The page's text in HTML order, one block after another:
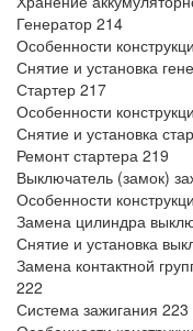
Генератор 214
Особенности
Снятие и установка
Стартер 217
Особенности
Снятие и установка
Ремонт стартера 219
Выключатель (замок)
Особенности
Замена цилиндра
Снятие и установка
Замена контактной
222
Система зажигания 223